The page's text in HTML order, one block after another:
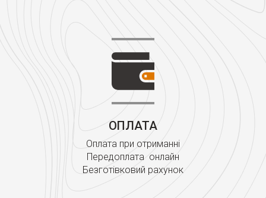
ОПЛАТА
Оплата при отриманні
Передоплата онлайн
Безготівковий рахунок